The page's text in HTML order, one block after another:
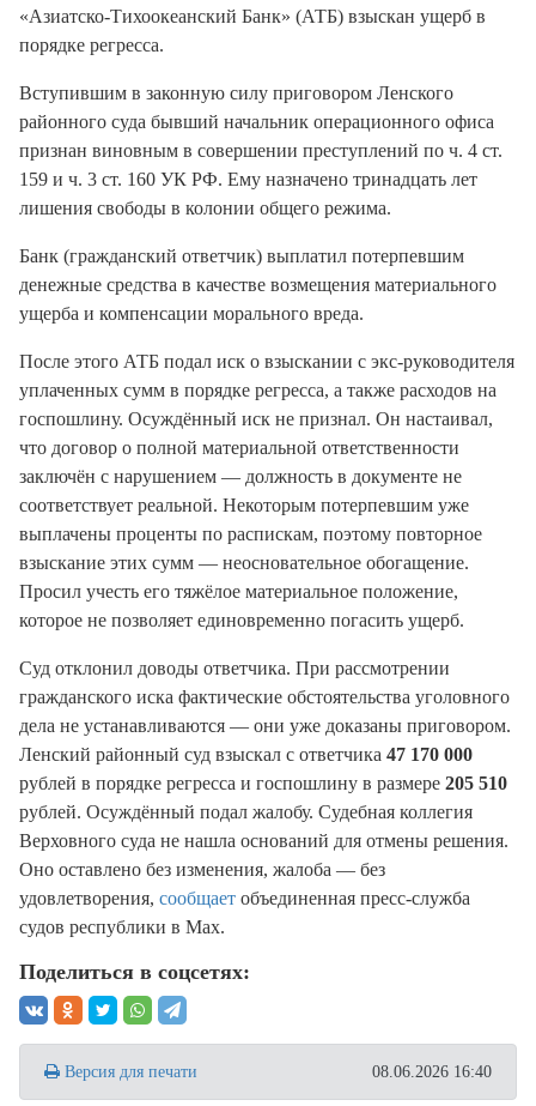
«Азиатско-Тихоокеанский Банк» (АТБ) взыскан ущерб в
порядке регресса.
Вступившим в законную силу приговором Ленского
районного суда бывший начальник операционного офиса
признан виновным в совершении преступлений по ч. 4 ст.
159 и ч. 3 ст. 160 УК РФ. Ему назначено тринадцать лет
лишения свободы в колонии общего режима.
Банк (гражданский ответчик) выплатил потерпевшим
денежные средства в качестве возмещения материального
ущерба и компенсации морального вреда.
После этого АТБ подал иск о взыскании с экс-руководителя
уплаченных сумм в порядке регресса, а также расходов на
госпошлину. Осуждённый иск не признал. Он настаивал,
что договор о полной материальной ответственности
заключён с нарушением — должность в документе не
соответствует реальной. Некоторым потерпевшим уже
выплачены проценты по распискам, поэтому повторное
взыскание этих сумм — неосновательное обогащение.
Просил учесть его тяжёлое материальное положение,
которое не позволяет единовременно погасить ущерб.
Суд отклонил доводы ответчика. При рассмотрении
гражданского иска фактические обстоятельства уголовного
дела не устанавливаются — они уже доказаны приговором.
Ленский районный суд взыскал с ответчика 47 170 000
рублей в порядке регресса и госпошлину в размере 205 510
рублей. Осуждённый подал жалобу. Судебная коллегия
Верховного суда не нашла оснований для отмены решения.
Оно оставлено без изменения, жалоба — без
удовлетворения, сообщает объединенная пресс-служба
судов республики в Max.
Поделиться в соцсетях:
Версия для печати 08.06.2026 16:40